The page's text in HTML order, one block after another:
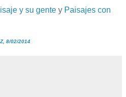
y su gente y Paisajes con
8/02/2014